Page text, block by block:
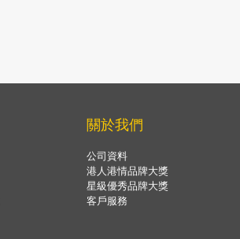
關於我們
公司資料
港人港情品牌大獎
星級優秀品牌大獎
客戶服務